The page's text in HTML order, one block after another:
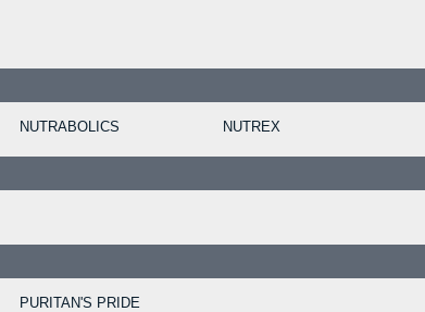
NUTRABOLICS NUTREX
PURITAN'S PRIDE